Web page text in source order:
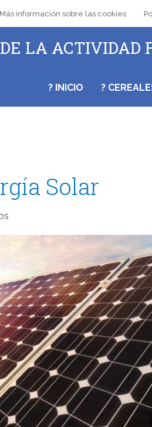
Más información sobre las cookies
LA ACTIVIDAD
? INICIO ?
Solar